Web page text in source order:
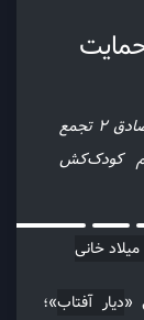
دانش‌آموزان اراکی در حمایت از عملیات وعده صادق ۲ تجمع
کودک‌کش
خانی
«دیار آفتاب»؛